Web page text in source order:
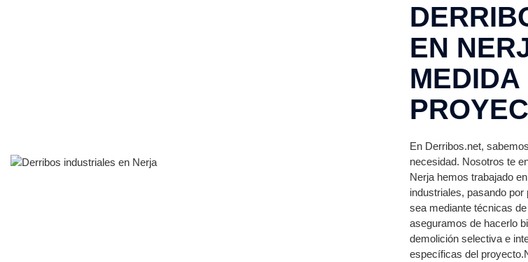
EN
En Derribos.net,
necesidad. Nosotros te
Nerja hemos trabajado
industriales, pasando
sea mediante técnicas de
aseguramos de hacerlo
demolición selectiva e
específicas del